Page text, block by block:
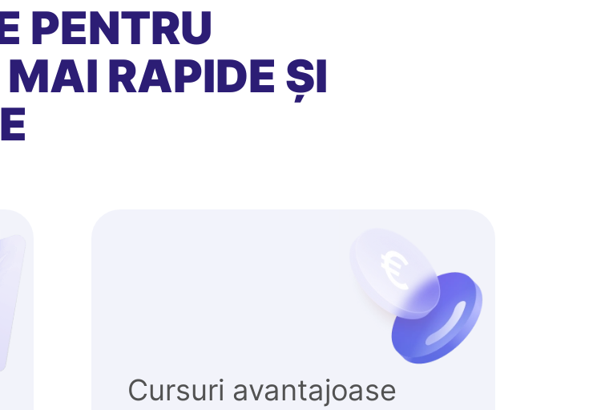
PENTRU
RAPIDE ȘI
Cursuri avantajoase